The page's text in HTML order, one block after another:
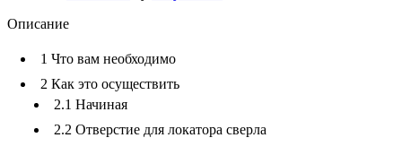
Описание
1 Что вам необходимо
2 Как это осуществить
2.1 Начиная
2.2 Отверстие для локатора сверла